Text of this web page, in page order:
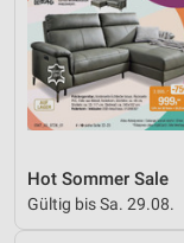
Hot Sommer Sale
Gültig bis Sa. 29.08.